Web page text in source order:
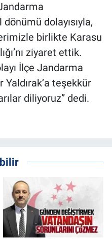
dönümü dolayısıyla,
birlikte Karasu
ziyaret ettik.
İlçe Jandarma
Yaldırak’a teşekkür
diliyoruz” dedi.